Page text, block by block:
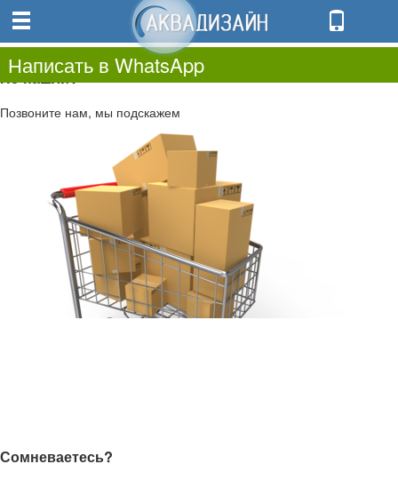
0.00
0
Не нашли?
Позвоните нам, мы подскажем
Сомневаетесь?
Написать в WhatsApp